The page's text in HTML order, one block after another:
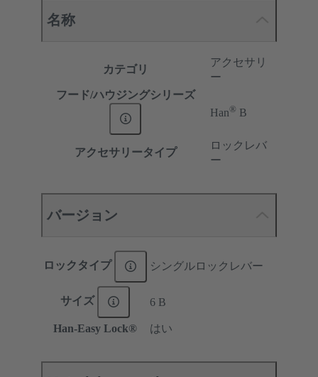
名称
カテゴリ
アクセサリ
ー
フード/ハウジングシリーズ
Han® B
アクセサリータイプ
ロックレバ
ー
バージョン
ロックタイプ シングルロックレバー
サイズ 6 B
Han-Easy Lock® はい